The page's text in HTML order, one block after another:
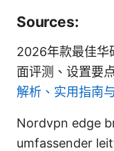
Sources:
2026年款最佳华
面评测、设置要
解析、实用指南
Nordvpn edge
umfassender